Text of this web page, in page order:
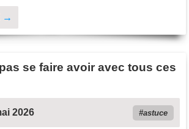
→
se faire avoir avec tous ces
2026 astuce